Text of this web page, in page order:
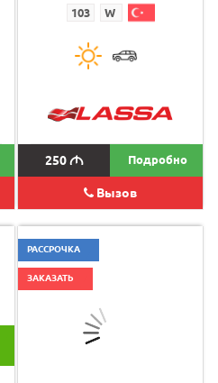
103 W
250M Подробно
Вызов
РАССРОЧКА
ЗАКАЗАТЬ